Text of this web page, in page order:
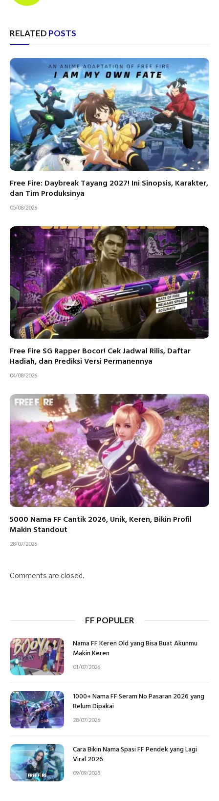
RELATED POSTS
Free Fire: Daybreak Tayang 2027! Ini Sinopsis, Karakter,
dan Tim Produksinya
05/08/2026
Free Fire SG Rapper Bocor! Cek Jadwal Rilis, Daftar
Hadiah, dan Prediksi Versi Permanennya
04/08/2026
5000 Nama FF Cantik 2026, Unik, Keren, Bikin Profil
Makin Standout
28/07/2026
Comments are closed.
FF POPULER
Nama FF Keren Old yang Bisa Buat Akunmu
Makin Keren
01/07/2026
1000+ Nama FF Seram No Pasaran 2026 yang
Belum Dipakai
28/07/2026
Cara Bikin Nama Spasi FF Pendek yang Lagi
Viral 2026
09/09/2025